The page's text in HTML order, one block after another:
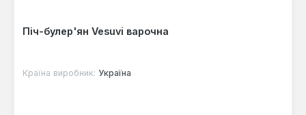
Піч-булер'ян Vesuvi варочна
Країна виробник: Україна